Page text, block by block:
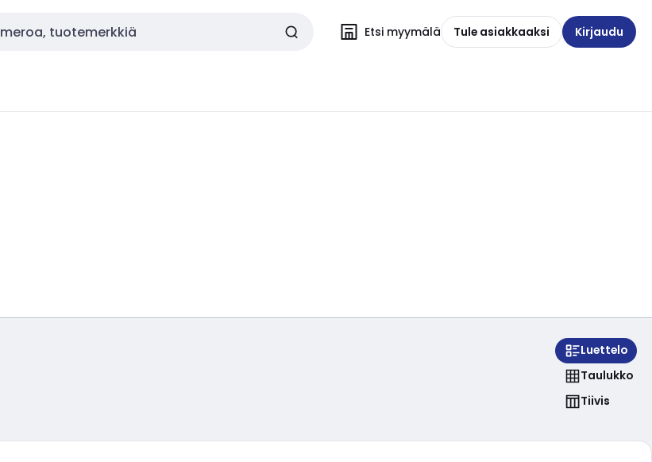
Etsi myymälä Tule asiakkaaksi Kirjaudu
Luettelo
Taulukko
Tiivis